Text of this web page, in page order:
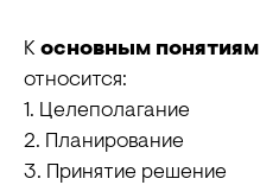
К основным понятиям
относится:
1. Целеполагание
2. Планирование
3. Принятие решение